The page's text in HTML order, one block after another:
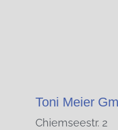
Toni Meier
Chiemseestr. 2